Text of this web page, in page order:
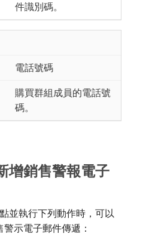
件識別碼。
電話號碼
購買群組成員的電話號
碼。
增銷售警報電子
並執行下列動作時，可以
示電子郵件傳遞：